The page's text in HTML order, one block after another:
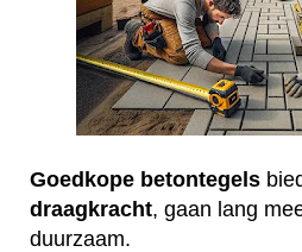
Goedkope betontegels
draagkracht, gaan lang
duurzaam.